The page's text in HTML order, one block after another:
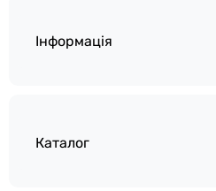
Інформація
Каталог